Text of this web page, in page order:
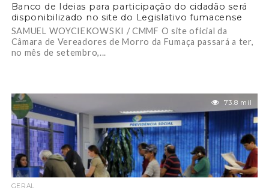
Banco de Ideias para participação do cidadão será
disponibilizado no site do Legislativo fumacense
SAMUEL WOYCIEKOWSKI / CMMF O site oficial da
Câmara de Vereadores de Morro da Fumaça passará a ter,
no mês de setembro,...
73.8 mil
GERAL